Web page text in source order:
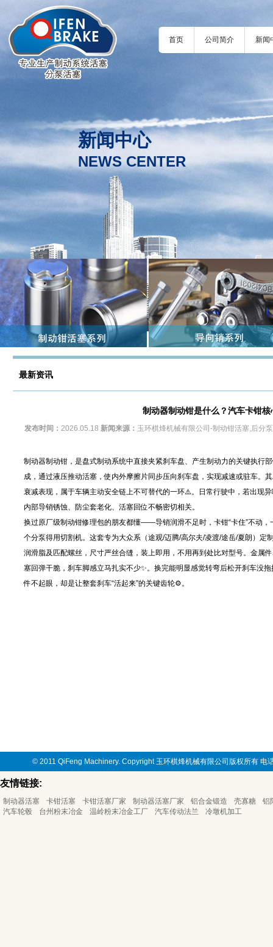
首页 公司简介 新闻
新闻中心
NEWS CENTER
最新资讯
制动器制动钳是什么？汽车卡钳核
发布时间： 2026.05.18 新闻来源： 玉环棋烽机械有限公司-制动钳活塞,后分
制动器制动钳，是盘式制动系统中直接夹紧刹车盘、产生制动力的关键执行
成，通过液压推动活塞，使内外摩擦片同步压向刹车盘，实现减速或驻车。
衰减表现，属于车辆主动安全链上不可替代的一环⚠️。日常行驶中，若出现
内部导销锈蚀、防尘套老化、活塞回位不畅密切相关。
换过原厂级制动钳修理包的朋友都懂——导销润滑不足时，卡钳“卡住”不动
个分泵得用切割机。这套专为大众系（途观/迈腾/高尔夫/凌渡/途岳/夏朗）定
润滑脂及匹配螺丝，尺寸严丝合缝，装上即用，不用再到处比对型号。金属
塞回弹干脆，刹车脚感立马扎实不少✨。换完能明显感觉转弯后松开刹车没
件不起眼，却是让整套刹车“活起来”的关键齿轮⚙️。
© 2011 QiFeng Machinery. Copyright 玉环棋烽机械有限公司版权所有
友情链接:
制动器活塞 卡钳活塞 卡钳活塞厂家 制动器活塞厂家 铝合金锻造 壳寡糖
铝
汽车轮毂
台州粉末冶金 温岭粉末冶金工厂 汽车传动法兰 冷墩机加工